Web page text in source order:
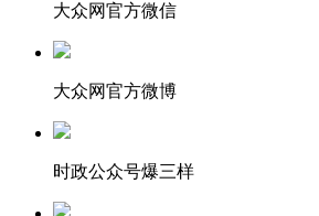
大众网官方微信
大众网官方微博
时政公众号爆三样